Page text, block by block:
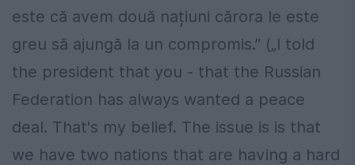
este că avem două națiuni cărora le este
greu să ajungă la un compromis.” („I told
the president that you - that the Russian
Federation has always wanted a peace
deal. That's my belief. The issue is is that
we have two nations that are having a hard